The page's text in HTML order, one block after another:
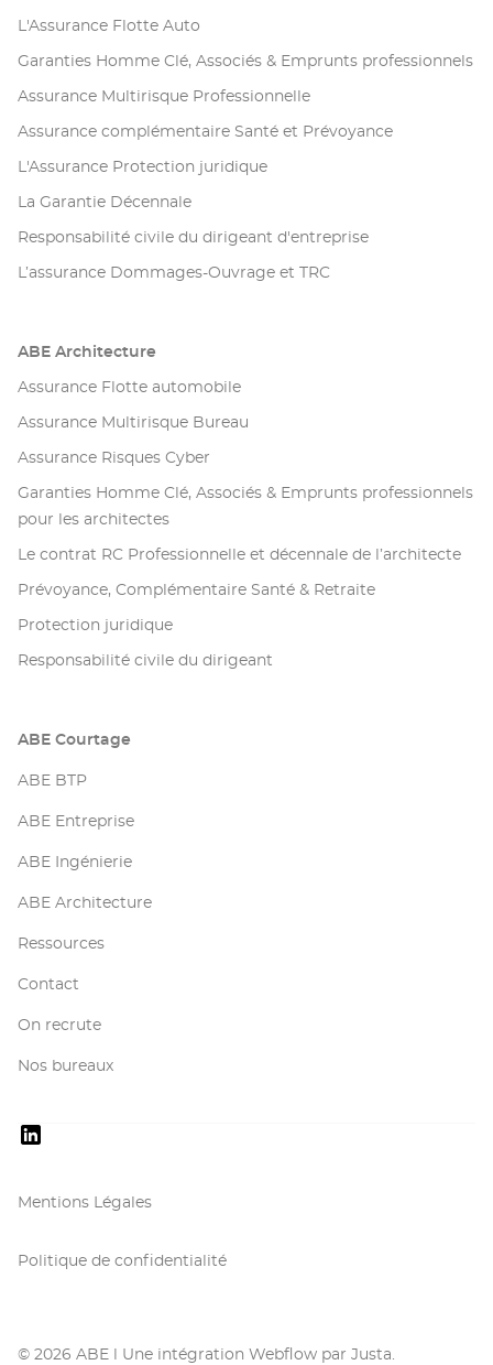
L'Assurance Flotte Auto
Garanties Homme Clé, Associés & Emprunts professionnels
Assurance Multirisque Professionnelle
Assurance complémentaire Santé et Prévoyance
L'Assurance Protection juridique
La Garantie Décennale
Responsabilité civile du dirigeant d'entreprise
L’assurance Dommages-Ouvrage et TRC
ABE Architecture
Assurance Flotte automobile
Assurance Multirisque Bureau
Assurance Risques Cyber
Garanties Homme Clé, Associés & Emprunts professionnels
pour les architectes
Le contrat RC Professionnelle et décennale de l’architecte
Prévoyance, Complémentaire Santé & Retraite
Protection juridique
Responsabilité civile du dirigeant
ABE Courtage
ABE BTP
ABE Entreprise
ABE Ingénierie
ABE Architecture
Ressources
Contact
On recrute
Nos bureaux
© 2026 ABE l Une intégration Webflow par Justa.
Mentions Légales
Politique de confidentialité